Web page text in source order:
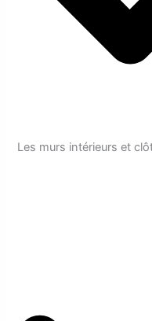
Les murs intérieurs et